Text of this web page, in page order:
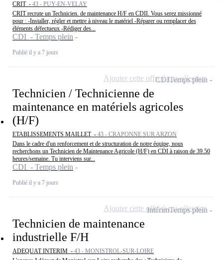
CRIT - 43 - PUY-EN-VELAY
CRIT recrute un Technicien. de maintenance H/F en CDII. Vous serez missionné
pour : -Installer, régler et mettre à niveau le matériel -Réparer ou remplacer des
éléments défectueux -Rédiger des...
CDI - Temps plein
Publié il y a 7 jours
Technicien / Technicienne de
maintenance en matériels agricoles
(H/F)
ETABLISSEMENTS MAILLET - 43 - CRAPONNE SUR ARZON
Dans le cadre d'un renforcement et de structuration de notre équipe, nous
recherchons un Technicien de Maintenance Agricole (H/F) en CDI à raison de 39.50
heures/semaine. Tu interviens sur...
CDI - Temps plein
Publié il y a 7 jours
CDITemps plein
Ajouter cette offre à ma sélection
Technicien de maintenance
industrielle F/H
ADEQUAT INTERIM - 43 - MONISTROL-SUR-LOIRE
IntérimTemps plein
Ajouter cette offre à ma sélection